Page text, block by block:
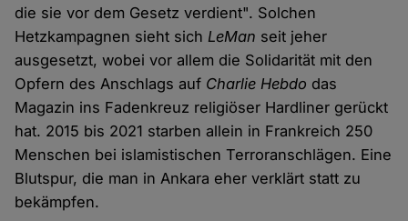
die sie vor dem Gesetz verdient". Solchen
Hetzkampagnen sieht sichLeMan seit jeher
ausgesetzt, wobei vor allem die Solidarität mit den
Opfern des Anschlags auf Charlie Hebdo das
Magazin ins Fadenkreuz religiöser Hardliner gerückt
hat. 2015 bis 2021 starben allein in Frankreich 250
Menschen bei islamistischen Terroranschlägen. Eine
Blutspur, die man in Ankara eher verklärt statt zu
bekämpfen.